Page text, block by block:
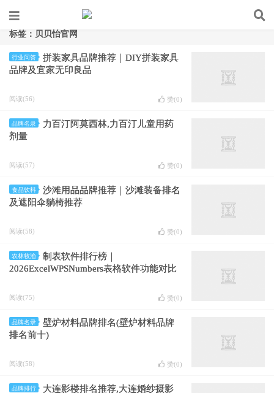
标签：贝贝怡官网
行业问答
拼装家具品牌推荐｜DIY拼装家具
品牌及宜家无印良品
阅读(56) 赞(0)
品牌名录
力百汀阿莫西林,力百汀儿童用药
剂量
阅读(57) 赞(0)
食品饮料
沙滩用品品牌推荐｜沙滩装备排名
及遮阳伞躺椅推荐
阅读(58) 赞(0)
农林牧渔
制表软件排行榜｜
2026ExcelWPSNumbers表格软件功能对比
阅读(75) 赞(0)
品牌名录
壁炉材料品牌排名(壁炉材料品牌
排名前十)
阅读(58) 赞(0)
品牌排行
大连影楼排名推荐,大连婚纱摄影